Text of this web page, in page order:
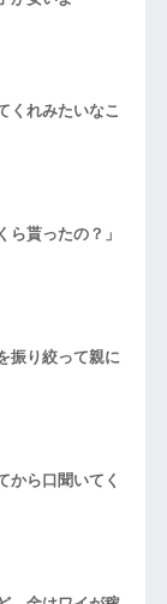
くれみたいなこ
ら貰ったの？」
振り絞って親に
から口聞いてく